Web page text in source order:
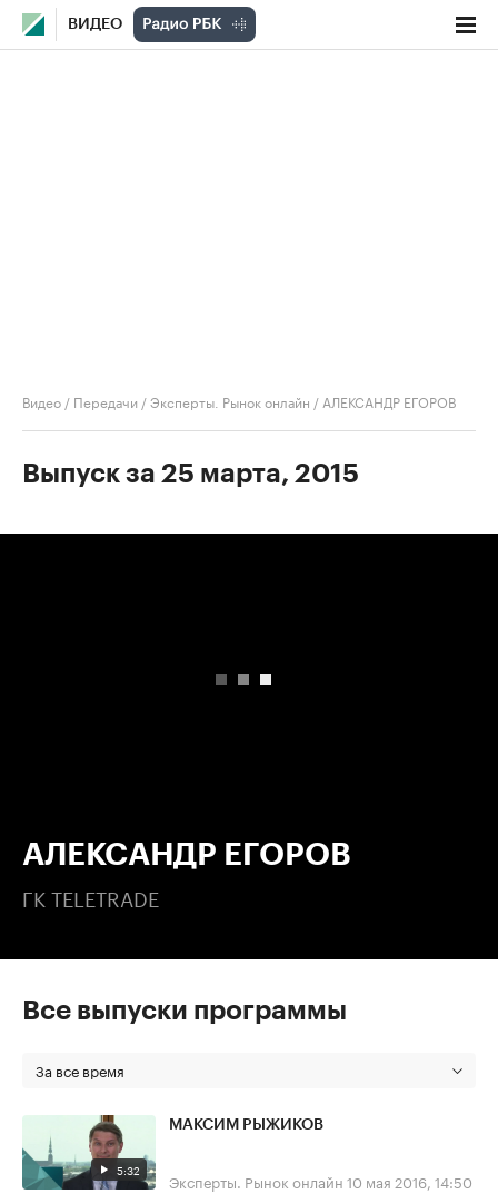
ВИДЕО
Видео / Передачи /Эксперты. Рынок онлайн / АЛЕКСАНДР ЕГОРОВ
Выпуск за 25 марта, 2015
АЛЕКСАНДР ЕГОРОВ
ГК TELETRADE
Все выпуски программы
За все время
5:32
МАКСИМ РЫЖИКОВ
Эксперты. Рынок онлайн 10 мая 2016, 14:50